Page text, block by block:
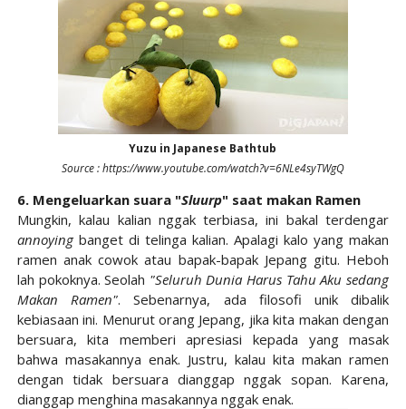
Yuzu in Japanese Bathtub
Source : https://www.youtube.com/watch?v=6NLe4syTWgQ
6. Mengeluarkan suara "Sluurp" saat makan Ramen
Mungkin, kalau kalian nggak terbiasa, ini bakal terdengar
annoying banget di telinga kalian. Apalagi kalo yang makan
ramen anak cowok atau bapak-bapak Jepang gitu. Heboh
lah pokoknya. Seolah "Seluruh Dunia Harus Tahu Aku sedang
Makan Ramen". Sebenarnya, ada filosofi unik dibalik
kebiasaan ini. Menurut orang Jepang, jika kita makan dengan
bersuara, kita memberi apresiasi kepada yang masak
bahwa masakannya enak. Justru, kalau kita makan ramen
dengan tidak bersuara dianggap nggak sopan. Karena,
dianggap menghina masakannya nggak enak.